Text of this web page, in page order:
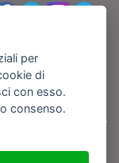
per
di
con esso.
consenso.